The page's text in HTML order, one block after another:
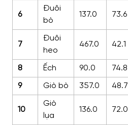
6
Đuôi
bò
137.0 73.6
7
Đuôi
heo
467.0 42.1
8 Ếch 90.0 74.8
9 Giò bò 357.0 48.7
10
Giò
lụa
136.0 72.0